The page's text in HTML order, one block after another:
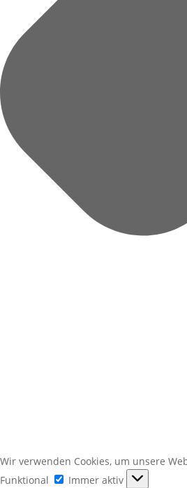
Wir verwenden Cookies, um unsere
Funktional
Funktional
Immer aktiv